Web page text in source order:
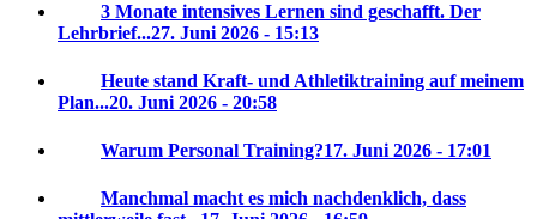
3 Monate intensives Lernen sind geschafft. Der
Lehrbrief...27. Juni 2026 - 15:13
Heute stand Kraft- und Athletiktraining auf meinem
Plan...20. Juni 2026 - 20:58
Warum Personal Training?17. Juni 2026 - 17:01
Manchmal macht es mich nachdenklich, dass